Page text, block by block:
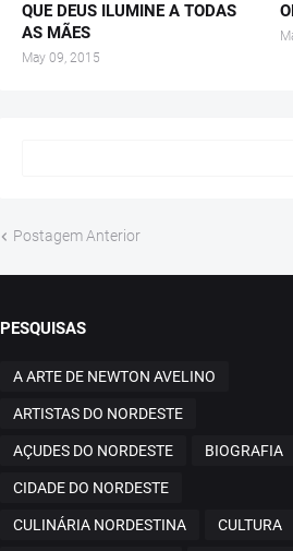
QUE DEUS ILUMINE A TODAS
AS MÃES
May 09, 2015
Postagem Anterior
PESQUISAS
A ARTE DE NEWTON AVELINO
ARTISTAS DO NORDESTE
AÇUDES DO NORDESTE BIOGRAFIA
CIDADE DO NORDESTE
CULINÁRIA NORDESTINA CULTURA